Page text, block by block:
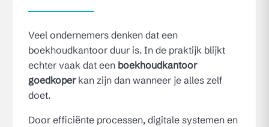
Veel ondernemers denken dat een
boekhoudkantoor duur is. In de praktijk blijkt
echter vaak dat een boekhoudkantoor
goedkoperkan zijn dan wanneer je alles zelf
doet.
Door efficiënte processen, digitale systemen en